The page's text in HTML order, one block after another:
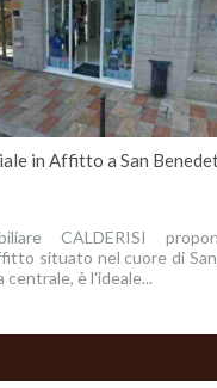
in Affitto a San
CALDERISI
situato nel cuore di
centrale, è l'ideale...